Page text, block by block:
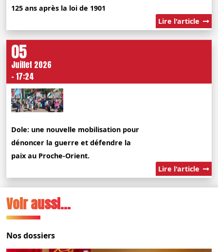
125 ans après la loi de 1901
Lire l'article
05
Juillet 2026
- 17:24
Dole: une nouvelle mobilisation pour
dénoncer la guerre et défendre la
paix au Proche-Orient.
Lire l'article
Voir aussi...
Nos dossiers